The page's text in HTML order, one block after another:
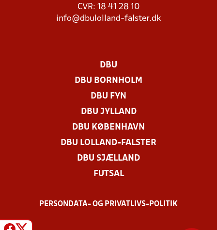
CVR: 18 41 28 10
info@dbulolland-falster.dk
DBU
DBU BORNHOLM
DBU FYN
DBU JYLLAND
DBU KØBENHAVN
DBU LOLLAND-FALSTER
DBU SJÆLLAND
FUTSAL
PERSONDATA- OG PRIVATLIVS-POLITIK